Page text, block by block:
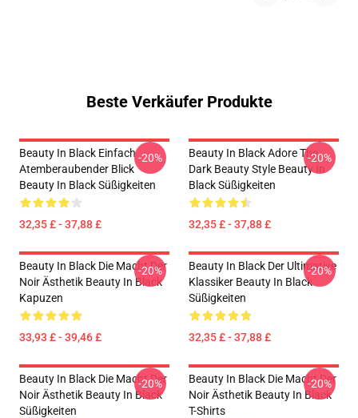
Beste Verkäufer Produkte
Beauty In Black Einfach
Atemberaubender Blick
Beauty In Black Süßigkeiten
32,35 £ - 37,88 £
-20%
Beauty In Black Adore The
Dark Beauty Style Beauty In
Black Süßigkeiten
32,35 £ - 37,88 £
-20%
Beauty In Black Die Macht Der
Noir Ästhetik Beauty In Black
Kapuzen
33,93 £ - 39,46 £
-20%
Beauty In Black Der Ultimative
Klassiker Beauty In Black
Süßigkeiten
32,35 £ - 37,88 £
-20%
Beauty In Black Die Macht Der
Noir Ästhetik Beauty In Black
Süßigkeiten
-20%
Beauty In Black Die Macht Der
Noir Ästhetik Beauty In Black
T-Shirts
-20%